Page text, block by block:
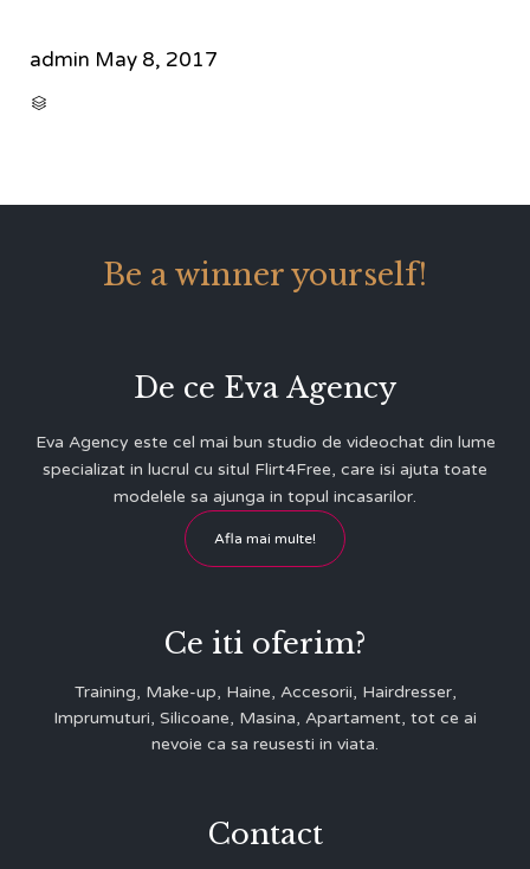
admin May 8, 2017

Be a winner yourself!
De ce Eva Agency
Eva Agency este cel mai bun studio de videochat din lume
specializat in lucrul cu situl Flirt4Free, care isi ajuta toate
modelele sa ajunga in topul incasarilor.
Afla mai multe!
Ce iti oferim?
Training, Make-up, Haine, Accesorii, Hairdresser,
Imprumuturi, Silicoane, Masina, Apartament, tot ce ai
nevoie ca sa reusesti in viata.
Contact